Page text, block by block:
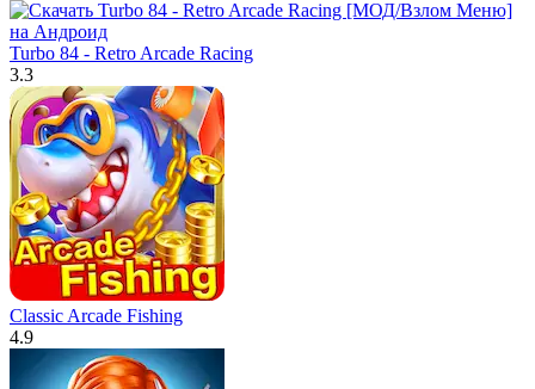
Turbo 84 - Retro Arcade Racing
3.3
Classic Arcade Fishing
4.9